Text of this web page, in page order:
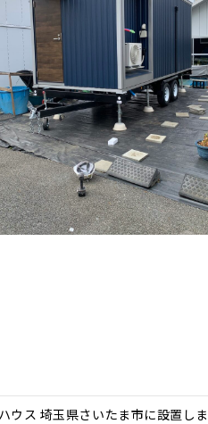
ウス 埼玉県さいたま市に設置し